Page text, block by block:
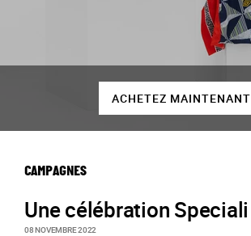
ACHETEZ MAINTENANT
CAMPAGNES
Une célébration Speciali
08 NOVEMBRE 2022